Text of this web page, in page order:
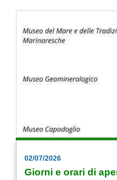
02/07/2026
Giorni e orari di